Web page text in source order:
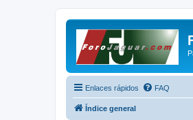
Enlaces rápidos FAQ
Índice general